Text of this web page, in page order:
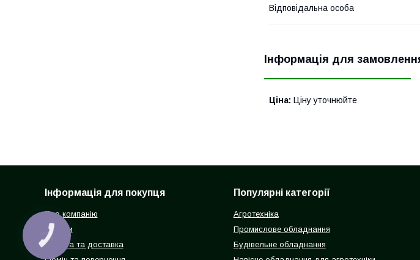
Відповідальна особа
Інформація для
Ціна: Ціну уточнюйте
Інформація для покупця
Про компанію
Відгуки
Оплата та доставка
Популярні категорії
Агротехніка
Промислове обладнання
Будівельне обладнання
КНОПКА
ЗВ'ЯЗКУ